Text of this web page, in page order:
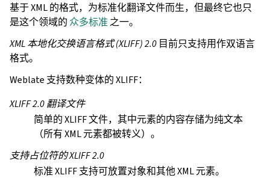
基于 XML 的格式，为标准化翻译文件而生，但最终它也只
是这个领域的 众多标准 之一。
XML 本地化交换语言格式 (XLIFF) 2.0 目前只支持用作双语言
格式。
Weblate 支持数种变体的 XLIFF：
XLIFF 2.0 翻译文件
简单的 XLIFF 文件，其中元素的内容存储为纯文本
（所有 XML 元素都被转义）。
支持占位符的 XLIFF 2.0
标准 XLIFF 支持可放置对象和其他 XML 元素。